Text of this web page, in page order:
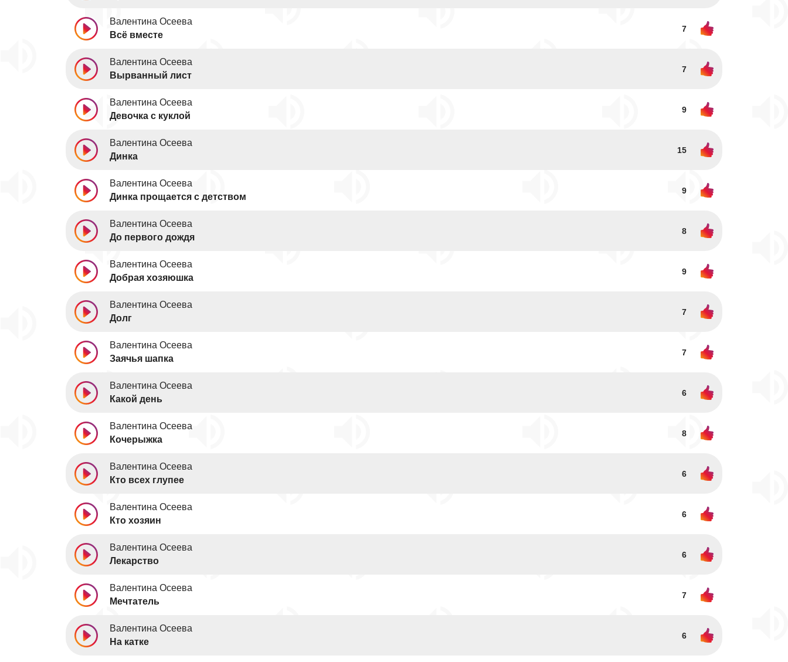
Валентина Осеева
Всё вместе
7
Валентина Осеева
Вырванный лист
7
Валентина Осеева
Девочка с куклой
9
Валентина Осеева
Динка
15
Валентина Осеева
Динка прощается с детством
9
Валентина Осеева
До первого дождя
8
Валентина Осеева
Добрая хозяюшка
9
Валентина Осеева
Долг
7
Валентина Осеева
Заячья шапка
7
Валентина Осеева
Какой день
6
Валентина Осеева
Кочерыжка
8
Валентина Осеева
Кто всех глупее
6
Валентина Осеева
Кто хозяин
6
Валентина Осеева
Лекарство
6
Валентина Осеева
Мечтатель
7
Валентина Осеева
На катке
6